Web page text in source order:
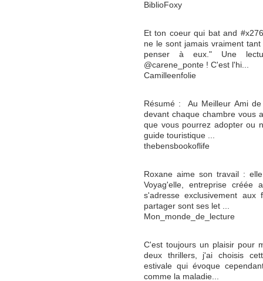
BiblioFoxy
Et ton coeur qui bat and
ne le sont jamais vraiment
penser à eux." Une
@carene_ponte ! C'est l'hi...
Camilleenfolie
Résumé : Au Meilleur Ami
devant chaque chambre vous
que vous pourrez adopter ou
guide touristique ...
thebensbookoflife
Roxane aime son travail :
Voyag'elle, entreprise
s'adresse exclusivement aux
partager sont ses let ...
Mon_monde_de_lecture
C'est toujours un plaisir pour
deux thrillers, j'ai choisis
estivale qui évoque
comme la maladie...